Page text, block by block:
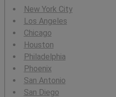
New York City
Los Angeles
Chicago
Houston
Philadelphia
Phoenix
San Antonio
San Diego